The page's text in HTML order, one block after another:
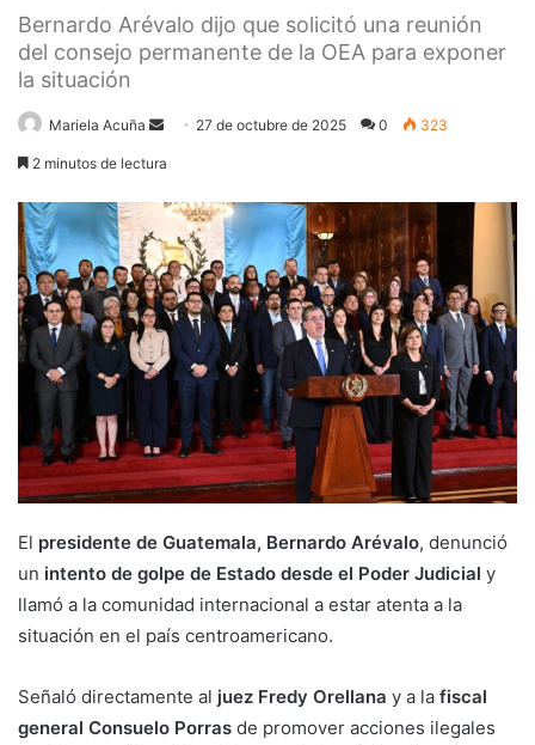
Bernardo Arévalo dijo que solicitó una reunión
del consejo permanente de la OEA para exponer
la situación
Mariela Acuña
Send 27 de octubre de 2025 0 323
2 minutos de lectura
El presidente de Guatemala, Bernardo Arévalo, denunció
un intento de golpe de Estado desde el Poder Judicial y
llamó a la comunidad internacional a estar atenta a la
situación en el país centroamericano.
Señaló directamente al juez Fredy Orellana y a la fiscal
general Consuelo Porras de promover acciones ilegales